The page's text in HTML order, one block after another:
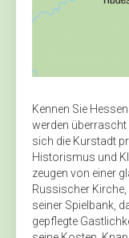
Kennen Sie
werden überrascht
sich die Kurstadt
Historismus und
zeugen von einer
Russischer
seiner Spielbank,
gepflegte